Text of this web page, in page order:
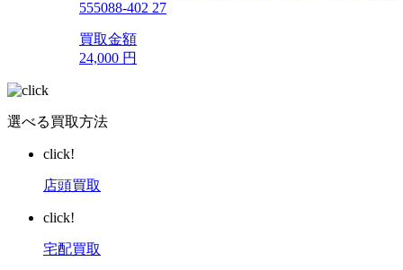
555088-402 27
買取金額
24,000 円
選べる買取方法
click!
店頭買取
click!
宅配買取